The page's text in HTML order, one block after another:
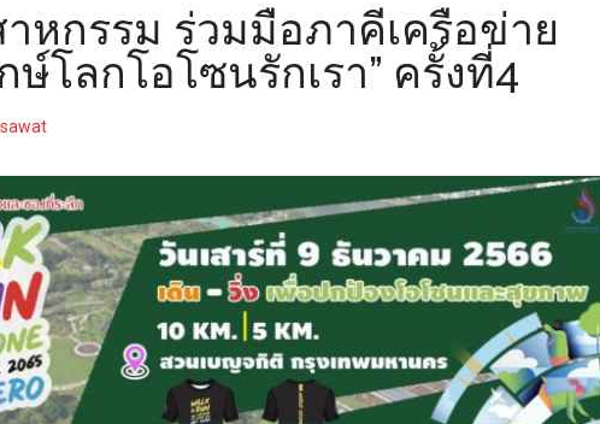
หกรรม ร่วมมือภาคีเครือข่าย
ษ์โลกโอโซนรักเรา” ครั้งที่4